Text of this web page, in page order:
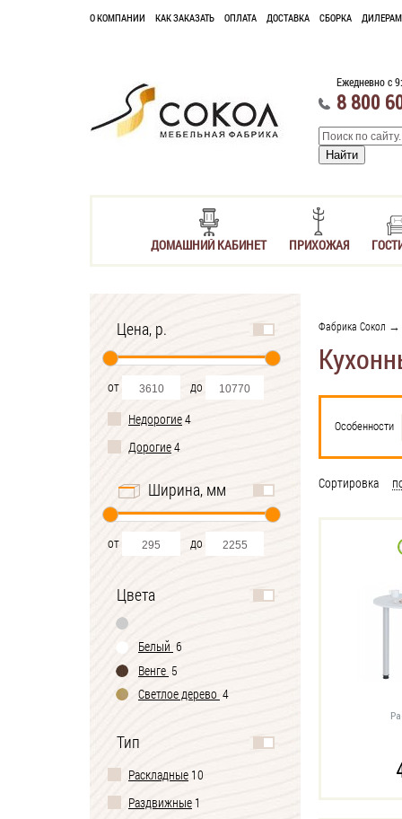
О КОМПАНИИ КАК ЗАКАЗАТЬ ОПЛАТА ДОСТАВКА СБОРКА ДИЛЕРАМ
Ежедневно с
8 800
ДОМАШНИЙ КАБИНЕТ ПРИХОЖАЯ
Цена, р.
от
до
Недорогие4
Дорогие4
Ширина, мм
от до
Цвета
Белый 6
Венге 5
Светлое дерево 4
Тип
Раскладные 10
Раздвижные 1
Фабрика Сокол →
Особенности
Сортировка